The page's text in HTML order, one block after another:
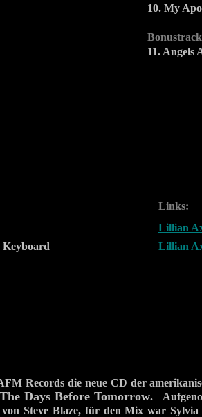
10. My
11. Angels
Links:
Lillian
Lillian
Records die neue CD der
Days Before Tomorrow.
Steve Blaze, für den Mix war Sylvia